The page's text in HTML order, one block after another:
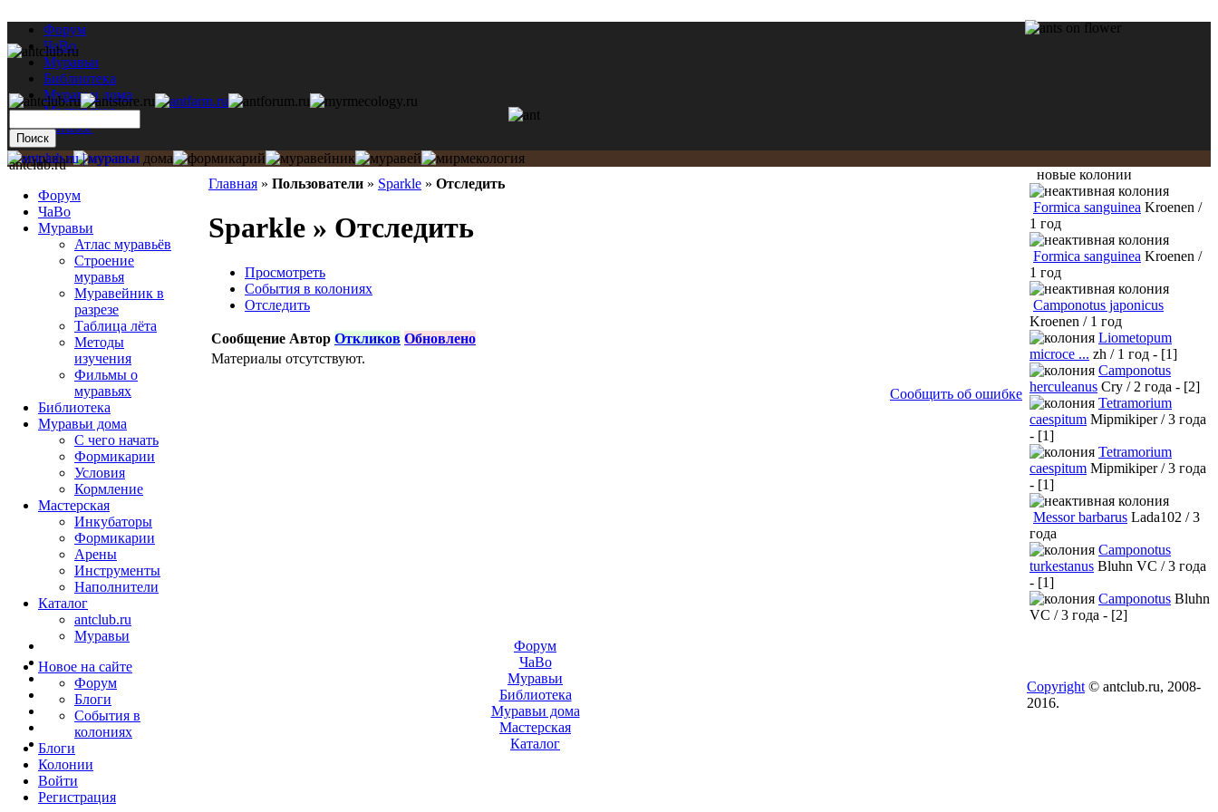
Форум
ЧаВо
Муравьи
Библиотека
Муравьи дома
Мастерская
Каталог
Главная » Пользователи » Sparkle » Отследить
Sparkle » Отследить
Просмотреть
События в колониях
Отследить
Сообщение Автор Откликов Обновлено
Материалы отсутствуют.
Сообщить об ошибке
antclub.ru
Форум
ЧаВо
Муравьи
Атлас муравьёв
Строение
муравья
Муравейник в
разрезе
Таблица лёта
Методы
изучения
Фильмы о
муравьях
Библиотека
Муравьи дома
С чего начать
Формикарии
Условия
Кормление
Мастерская
Инкубаторы
Формикарии
Арены
Инструменты
Наполнители
Каталог
antclub.ru
Муравьи
Новое на сайте
Форум
Блоги
События в
колониях
Блоги
Колонии
Войти
Peгиcтpaция
новые колонии
Formica sanguinea Kroenen /
1 год
Formica sanguinea Kroenen /
1 год
Camponotus japonicus
Kroenen / 1 год
Liometopum
microce ... zh / 1 год - [1]
Camponotus
herculeanus Cry / 2 года - [2]
Tetramorium
caespitum Mipmikiper / 3 года
- [1]
Tetramorium
caespitum Mipmikiper / 3 года
- [1]
Messor barbarus Lada102 / 3
года
Camponotus
turkestanus Bluhn VC / 3 года
- [1]
Camponotus Bluhn
VC / 3 года - [2]
Форум
ЧаВо
Муравьи
Библиотека
Муравьи дома
Мастерская
Каталог
Copyright © antclub.ru, 2008-
2016.